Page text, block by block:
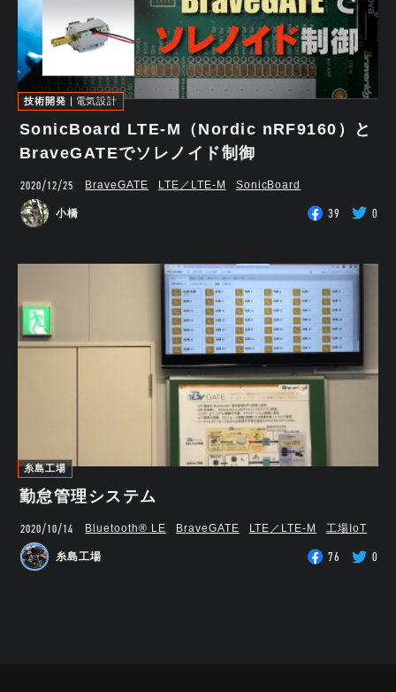
技術開発 電気設計
SonicBoard LTE-M（Nordic nRF9160）と
BraveGATEでソレノイド制御
2020/12/25 BraveGATE LTE／LTE-M SonicBoard
小橋 39 0
糸島工場
勤怠管理システム
2020/10/14 Bluetooth®︎ LE BraveGATE LTE／LTE-M 工場IoT
糸島工場 76 0